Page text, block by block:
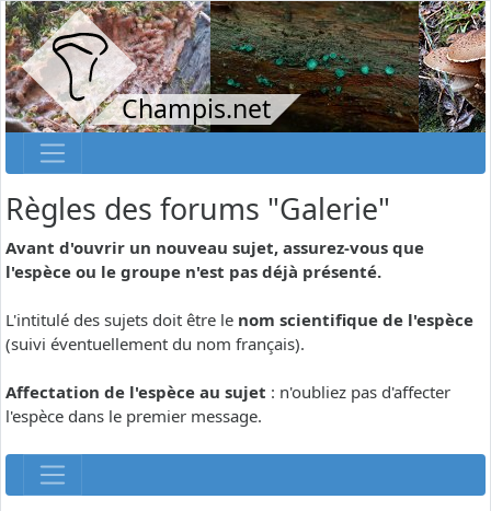
Champis.net
Règles des forums "Galerie"
Avant d'ouvrir un nouveau sujet, assurez-vous que
l'espèce ou le groupe n'est pas déjà présenté.
L'intitulé des sujets doit être le nom scientifique de l'espèce
(suivi éventuellement du nom français).
Affectation de l'espèce au sujet : n'oubliez pas d'affecter
l'espèce dans le premier message.